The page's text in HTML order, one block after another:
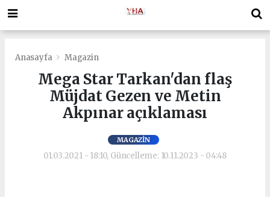
Anasayfa Magazin
Mega Star Tarkan'dan flaş
Müjdat Gezen ve Metin
Akpınar açıklaması
MAGAZIN
01.03.2021 - 18:10, Güncelleme: 10.11.2023 - 04:48